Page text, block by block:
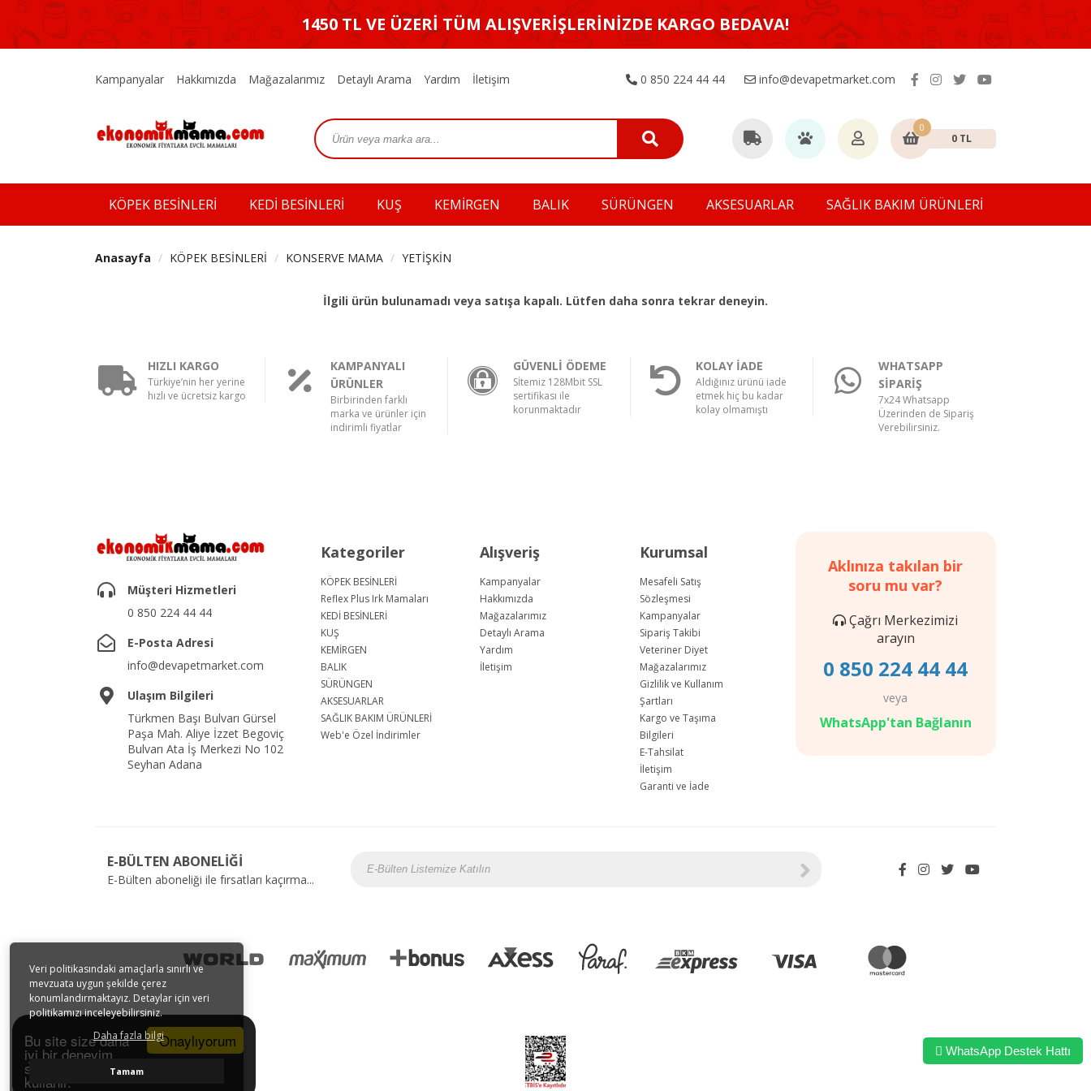
Onaylıyorum
Bu site size daha
iyi bir deneyim
sunmak için tarayıcı çerezlerini
kullanır.
Veri politikasındaki amaçlarla sınırlı ve
mevzuata uygun şekilde çerez
konumlandırmaktayız. Detaylar için veri
politikamızı inceleyebilirsiniz.
Daha fazla bilgi
Tamam
1450 TL VE ÜZERİ TÜM ALIŞVERİŞLERİNİZDE KARGO BEDAVA!
Kampanyalar Hakkımızda Mağazalarımız Detaylı Arama Yardım İletişim 0 850 224 44 44 info@devapetmarket.com
0
0 TL
KÖPEK BESİNLERİ KEDİ BESİNLERİ KUŞ KEMİRGEN BALIK SÜRÜNGEN AKSESUARLAR SAĞLIK BAKIM ÜRÜNLERİ
Anasayfa KÖPEK BESİNLERİ KONSERVE MAMA YETİŞKİN
İlgili ürün bulunamadı veya satışa kapalı. Lütfen daha sonra tekrar deneyin.
HIZLI KARGO
Türkiye’nin her yerine
hızlı ve ücretsiz kargo
KAMPANYALI
ÜRÜNLER
Birbirinden farklı
marka ve ürünler için
indirimli fiyatlar
GÜVENLİ ÖDEME
Sİtemiz 128Mbit SSL
sertifikası ile
korunmaktadır
KOLAY İADE
Aldığınız ürünü iade
etmek hiç bu kadar
kolay olmamıştı
WHATSAPP
SİPARİŞ
7x24 Whatsapp
Üzerinden de Sipariş
Verebilirsiniz.
Müşteri Hizmetleri
0 850 224 44 44
E-Posta Adresi
info@devapetmarket.com
Ulaşım Bilgileri
Türkmen Başı Bulvarı Gürsel
Paşa Mah. Aliye İzzet Begoviç
Bulvarı Ata İş Merkezi No 102
Seyhan Adana
Kategoriler
KÖPEK BESİNLERİ
Reflex Plus Irk Mamaları
KEDİ BESİNLERİ
KUŞ
KEMİRGEN
BALIK
SÜRÜNGEN
AKSESUARLAR
SAĞLIK BAKIM ÜRÜNLERİ
Web'e Özel İndirimler
Alışveriş
Kampanyalar
Hakkımızda
Mağazalarımız
Detaylı Arama
Yardım
İletişim
Kurumsal
Mesafeli Satış
Sözleşmesi
Kampanyalar
Sipariş Takibi
Veteriner Diyet
Mağazalarımız
Gizlilik ve Kullanım
Şartları
Kargo ve Taşıma
Bilgileri
E-Tahsilat
İletişim
Garanti ve İade
Aklınıza takılan bir
soru mu var?
Çağrı Merkezimizi
arayın
0 850 224 44 44
veya
WhatsApp'tan Bağlanın
E-BÜLTEN ABONELİĞİ
E-Bülten aboneliği ile fırsatları kaçırma...
WhatsApp Destek Hattı